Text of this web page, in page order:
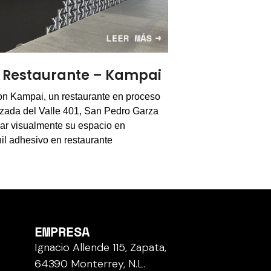
Restaurante – Kampai
Kampai, un restaurante en proceso
del Valle 401, San Pedro Garza
visualmente su espacio en
adhesivo en restaurante
EMPRESA
Ignacio Allende 115, Zapata,
64390 Monterrey, N.L.